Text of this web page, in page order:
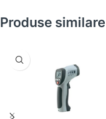
Produse similare